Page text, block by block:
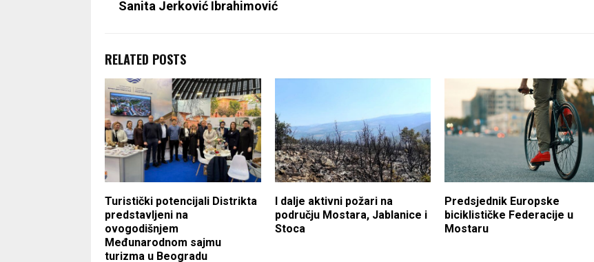
Sanita Jerković Ibrahimović
RELATED POSTS
Turistički potencijali Distrikta
predstavljeni na
ovogodišnjem
Međunarodnom sajmu
turizma u Beogradu
I dalje aktivni požari na
području Mostara, Jablanice i
Stoca
Predsjednik Europske
biciklističke Federacije u
Mostaru